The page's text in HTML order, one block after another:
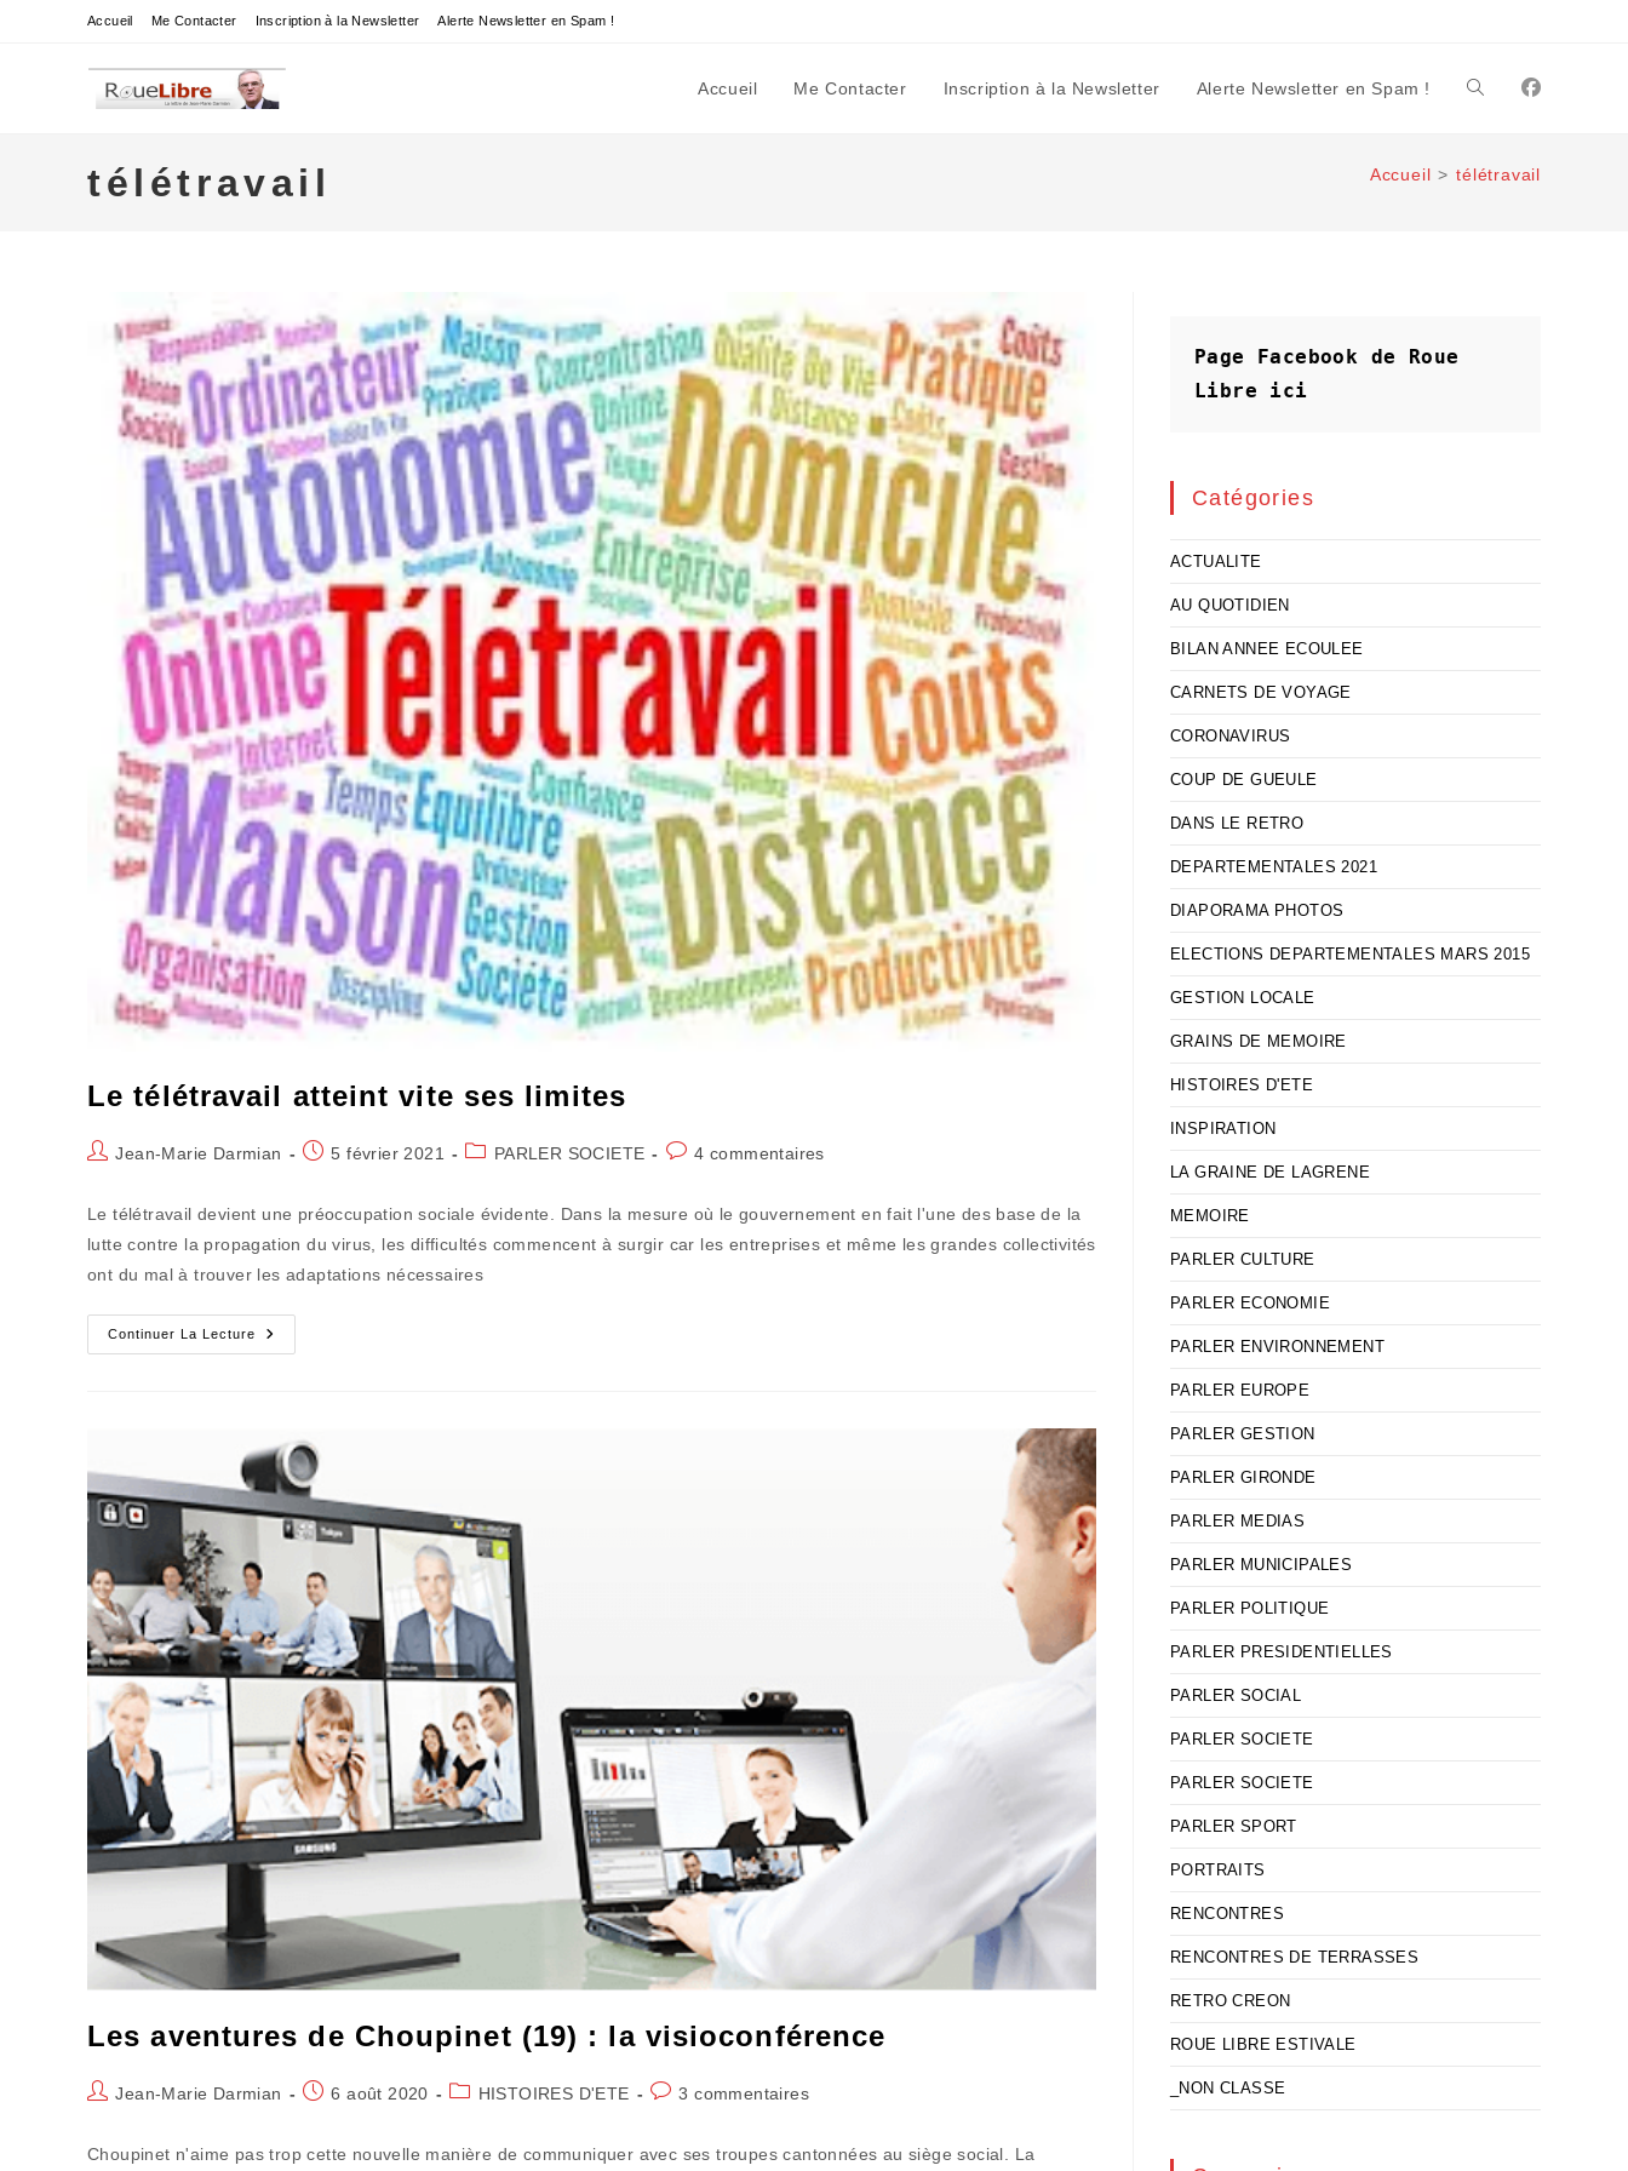
Accueil Me Contacter Inscription à la Newsletter Alerte Newsletter en Spam !
Accueil Me Contacter Inscription à la Newsletter Alerte Newsletter en Spam ! Toggle
website
télétravail Accueil > télétravail
Le télétravail atteint vite ses limites
Auteur/autrice
Jean-Marie Darmian
Publication
5 février 2021
PostPARLER SOCIETE
Commentaires
publication :
4 commentaires
Le télétravail devient une préoccupation sociale évidente. Dans la mesure où le gouvernement en fait l'une des base de la
lutte contre la propagation du virus, les difficultés commencent à surgir car les entreprises et même les grandes collectivités
ont du mal à trouver les adaptations nécessaires
Continuer La Lecture
Le
Télétravail
Les aventures de Choupinet (19) : la visioconférence
Auteur/autrice
publication :
Jean-Marie Darmian
Publication
6 août 2020
PostHISTOIRES D'ETE
Commentaires
3 commentaires
Choupinet n'aime pas trop cette nouvelle manière de communiquer avec ses troupes cantonnées au siège social. La
Page Facebook de Roue
Libre
ici
Catégories
ACTUALITE
AU QUOTIDIEN
BILAN ANNEE ECOULEE
CARNETS DE VOYAGE
CORONAVIRUS
COUP DE GUEULE
DANS LE RETRO
DEPARTEMENTALES 2021
DIAPORAMA PHOTOS
ELECTIONS DEPARTEMENTALES MARS 2015
GESTION LOCALE
GRAINS DE MEMOIRE
HISTOIRES D'ETE
INSPIRATION
LA GRAINE DE LAGRENE
MEMOIRE
PARLER CULTURE
PARLER ECONOMIE
PARLER ENVIRONNEMENT
PARLER EUROPE
PARLER GESTION
PARLER GIRONDE
PARLER MEDIAS
PARLER MUNICIPALES
PARLER POLITIQUE
PARLER PRESIDENTIELLES
PARLER SOCIAL
PARLER SOCIETE
PARLER SOCIETE
PARLER SPORT
PORTRAITS
RENCONTRES
RENCONTRES DE TERRASSES
RETRO CREON
ROUE LIBRE ESTIVALE
_NON CLASSE